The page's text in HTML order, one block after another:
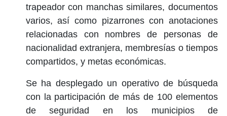
trapeador con manchas similares, documentos
varios, así como pizarrones con anotaciones
relacionadas con nombres de personas de
nacionalidad extranjera, membresías o tiempos
compartidos, y metas económicas.
Se ha desplegado un operativo de búsqueda
con la participación de más de 100 elementos
de seguridad en los municipios de